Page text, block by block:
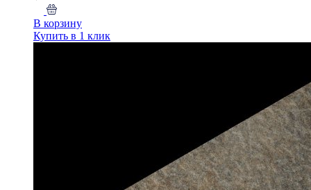
В корзину
Купить в 1 клик